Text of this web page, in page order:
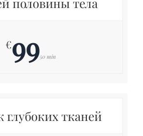
€9950 min
тканей